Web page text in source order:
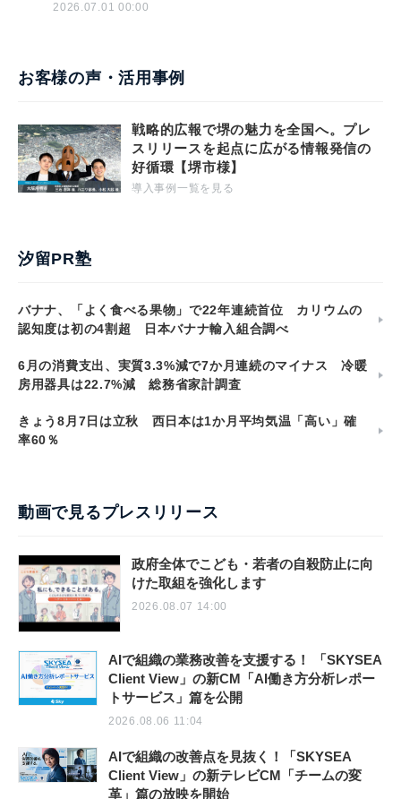
2026.07.01 00:00
お客様の声・活用事例
戦略的広報で堺の魅力を全国へ。プレ
スリリースを起点に広がる情報発信の
好循環【堺市様】
導入事例一覧を見る
汐留PR塾
バナナ、「よく食べる果物」で22年連続首位 カリウムの
認知度は初の4割超 日本バナナ輸入組合調べ
6月の消費支出、実質3.3%減で7か月連続のマイナス 冷暖
房用器具は22.7%減 総務省家計調査
きょう8月7日は立秋 西日本は1か月平均気温「高い」確
率60％
動画で見るプレスリリース
政府全体でこども・若者の自殺防止に向
けた取組を強化します
2026.08.07 14:00
AIで組織の業務改善を支援する！ 「SKYSEA
Client View」の新CM「AI働き方分析レポー
トサービス」篇を公開
2026.08.06 11:04
AIで組織の改善点を見抜く！「SKYSEA
Client View」の新テレビCM「チームの変
革」篇の放映を開始